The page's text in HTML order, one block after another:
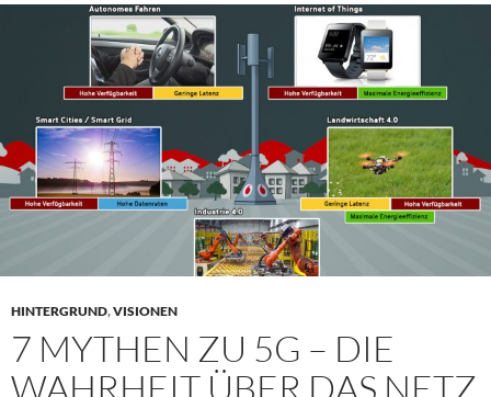
HINTERGRUND,VISIONEN
7 MYTHEN ZU 5G – DIE
WAHRHEIT ÜBER DAS NETZ